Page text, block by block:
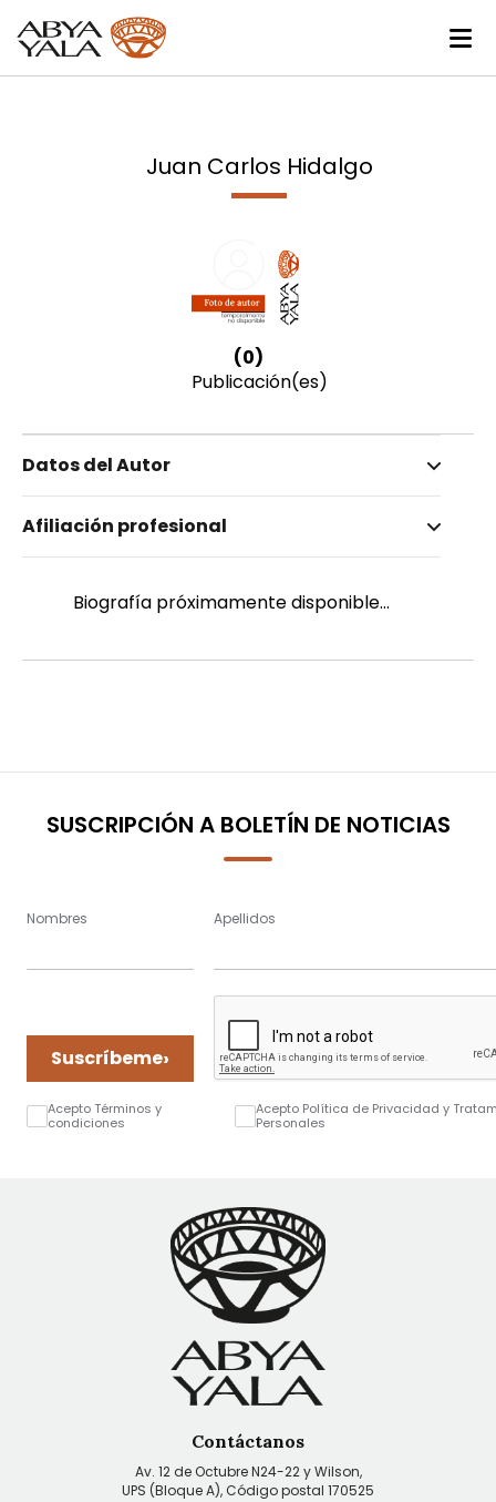
Juan Carlos Hidalgo
(0)
Publicación(es)
Datos del Autor
Hidalgo, Juan Carlos
Masculino
Afiliación profesional
Biografía próximamente disponible...
SUSCRIPCIÓN A BOLETÍN DE NOTICIAS
Nombres Apellidos
Suscríbeme›
Acepto Términos y
condiciones
Acepto Política de Privacidad y
Personales
Contáctanos
Av. 12 de Octubre N24-22 y Wilson,
UPS (Bloque A), Código postal 170525